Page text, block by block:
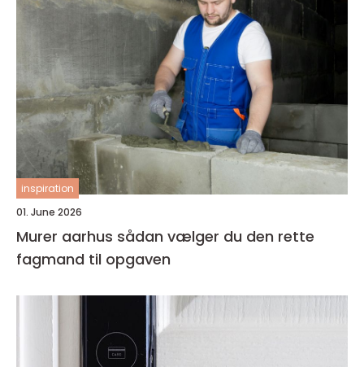
inspiration
01. June 2026
Murer aarhus sådan vælger du den rette
fagmand til opgaven